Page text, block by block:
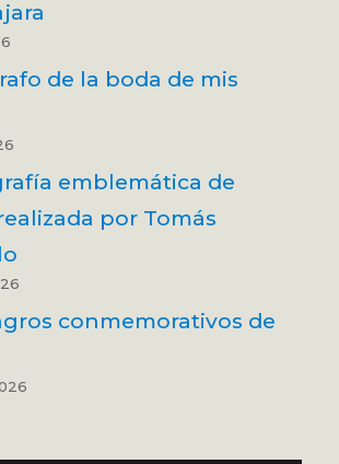
de la boda de mis
emblemática de
por Tomás
conmemorativos de